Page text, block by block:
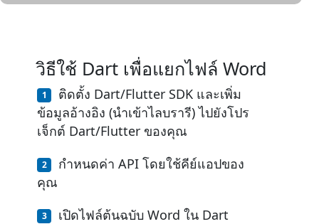
วิธีใช้ Dart เพื่อแยกไฟล์ Word
ติดตั้ง Dart/Flutter SDK และเพิ่ม
ข้อมูลอ้างอิง (นำเข้าไลบรารี) ไปยังโปร
เจ็กต์ Dart/Flutter ของคุณ
กำหนดค่า API โดยใช้คีย์แอปของ
คุณ
เปิดไฟล์ต้นฉบับ Word ใน Dart